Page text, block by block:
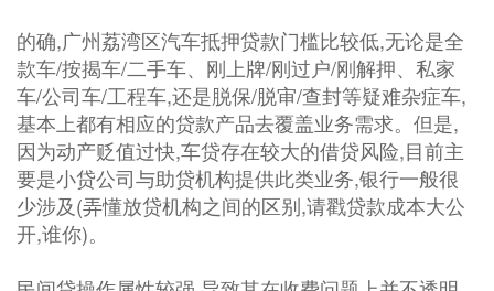
的确,广州荔湾区汽车抵押贷款门槛比较低,无论是全
款车/按揭车/二手车、刚上牌/刚过户/刚解押、私家
车/公司车/工程车,还是脱保/脱审/查封等疑难杂症车,
基本上都有相应的贷款产品去覆盖业务需求。但是,
因为动产贬值过快,车贷存在较大的借贷风险,目前主
要是小贷公司与助贷机构提供此类业务,银行一般很
少涉及(弄懂放贷机构之间的区别,请戳贷款成本大公
开,谁你)。